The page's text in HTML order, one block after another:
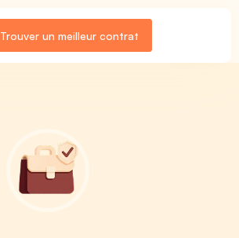
Trouver un meilleur contrat